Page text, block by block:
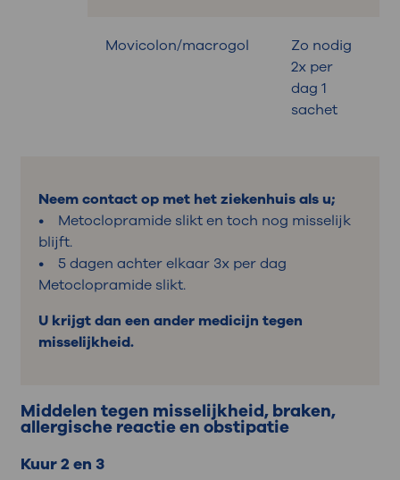
Movicolon/macrogol
Zo nodig
2x per
dag 1
sachet
Neem contact op met het ziekenhuis als u;
• Metoclopramide slikt en toch nog misselijk
blijft.
• 5 dagen achter elkaar 3x per dag
Metoclopramide slikt.
U krijgt dan een ander medicijn tegen
misselijkheid.
Middelen tegen misselijkheid, braken,
allergische reactie en obstipatie
Kuur 2 en 3